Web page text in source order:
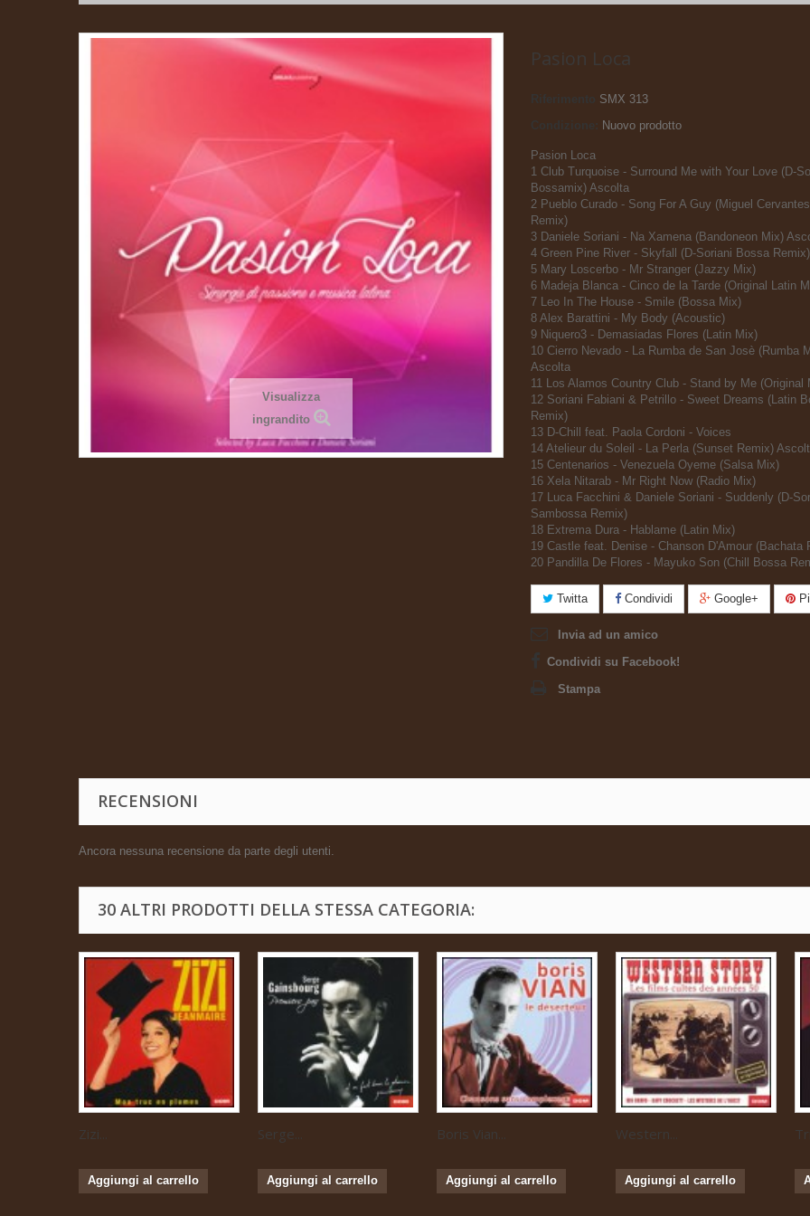
Visualizza
ingrandito
Pasion Loca
Riferimento
SMX 313
Nuovo prodotto
Pasion Loca
1 Club Turquoise - Surround Me with Your Love (D-
Bossamix) Ascolta
2 Pueblo Curado - Song For A Guy (Miguel
Remix)
3 Daniele Soriani - Na Xamena (Bandoneon Mix)
4 Green Pine River - Skyfall (D-Soriani Bossa Remix)
5 Mary Loscerbo - Mr Stranger (Jazzy Mix)
6 Madeja Blanca - Cinco de la Tarde (Original Latin
7 Leo In The House - Smile (Bossa Mix)
8 Alex Barattini - My Body (Acoustic)
9 Niquero3 - Demasiadas Flores (Latin Mix)
10 Cierro Nevado - La Rumba de San Josè (Rumba
Ascolta
11 Los Alamos Country Club - Stand by Me (Original
12 Soriani Fabiani & Petrillo - Sweet Dreams (Latin
Remix)
13 D-Chill feat. Paola Cordoni - Voices
14 Atelieur du Soleil - La Perla (Sunset Remix)
15 Centenarios - Venezuela Oyeme (Salsa Mix)
16 Xela Nitarab - Mr Right Now (Radio Mix)
17 Luca Facchini & Daniele Soriani - Suddenly (D-
Sambossa Remix)
18 Extrema Dura - Hablame (Latin Mix)
19 Castle feat. Denise - Chanson D'Amour (Bachata
20 Pandilla De Flores - Mayuko Son (Chill Bossa
Twitta Condividi Google+
Invia ad un amico
Condividi su Facebook!
Stampa
RECENSIONI
Ancora nessuna recensione da parte degli utenti.
30 ALTRI PRODOTTI DELLA STESSA CATEGORIA:
Zizi...
Aggiungi al carrello
Serge...
Aggiungi al carrello
Boris Vian...
Aggiungi al carrello
Western...
Aggiungi al carrello